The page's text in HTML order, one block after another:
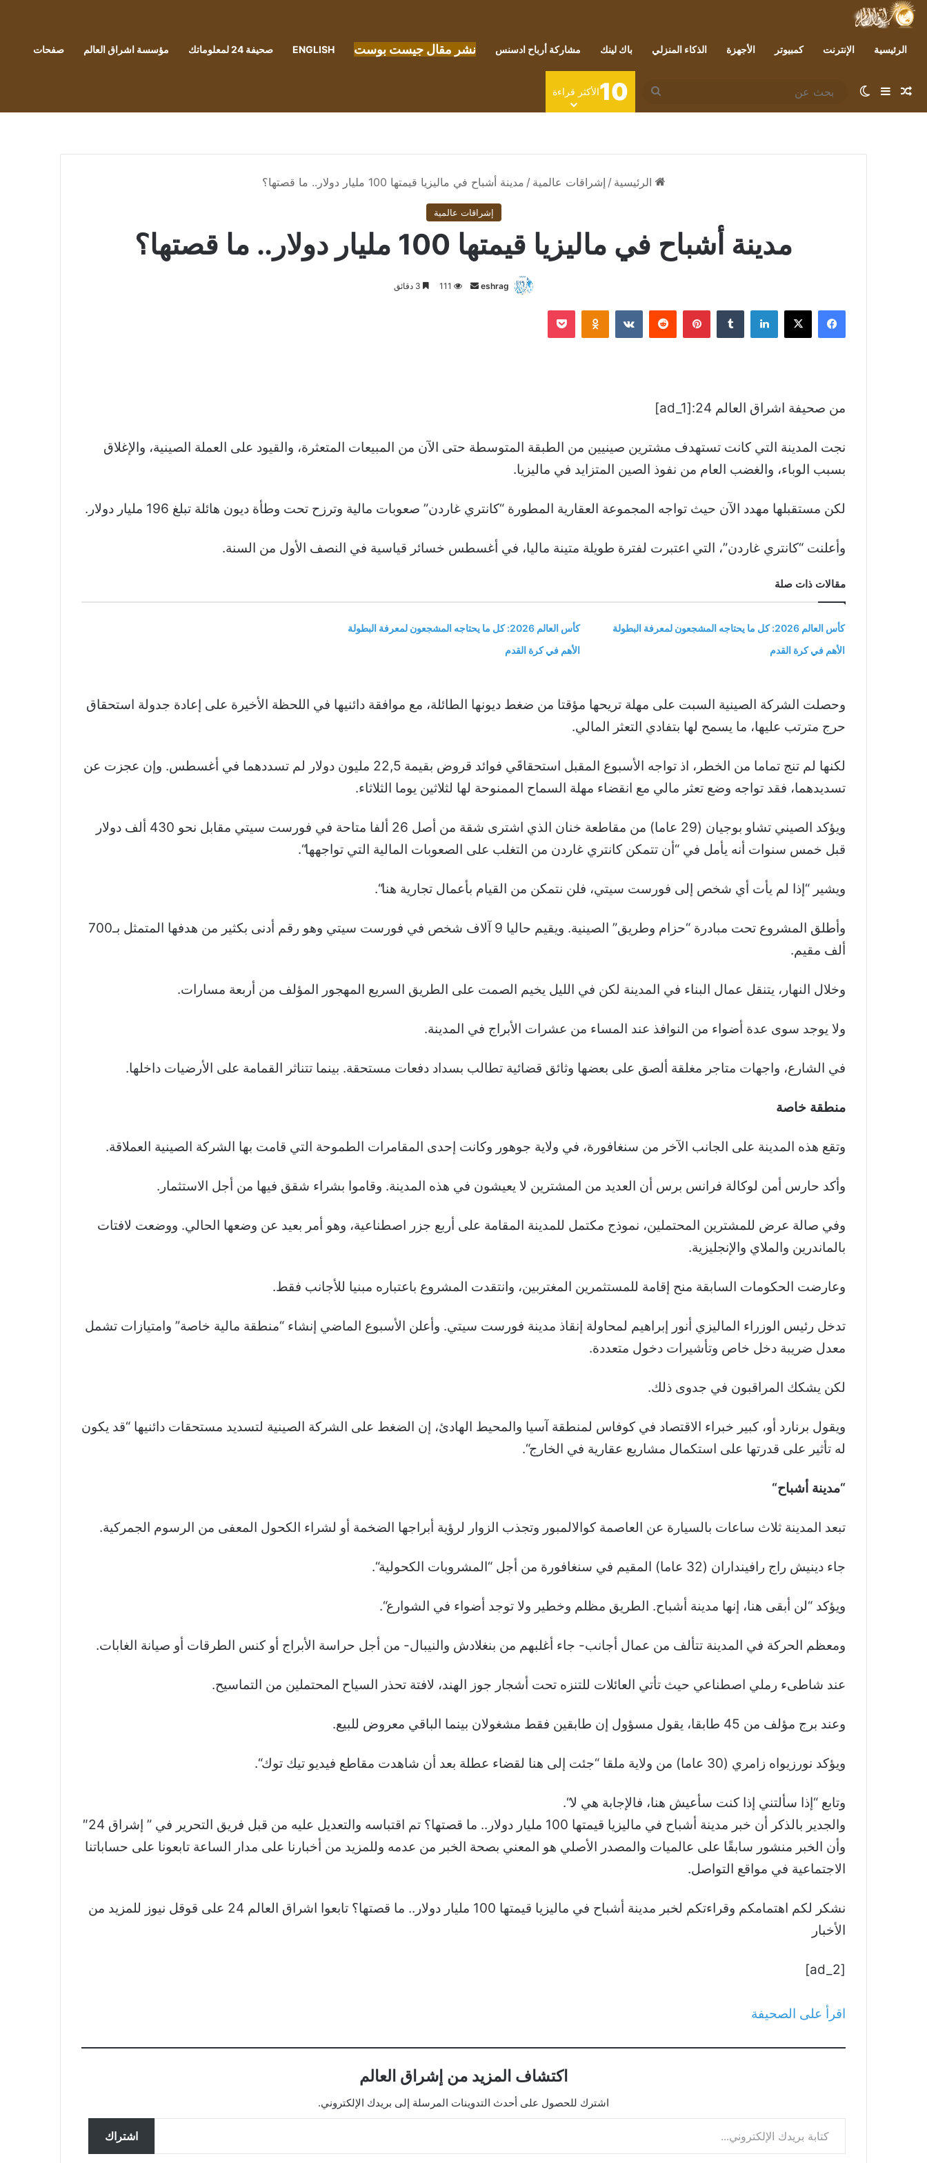
الرئيسية الإنترنت كمبيوتر الأجهزة الذكاء المنزلي باك لينك مشاركة أرباح ادسنس نشر مقال جيست بوست ENGLISH صحيفة 24 لمعلوماتك مؤسسة اشراق العالم صفحات
مقال عشوائي
إضافة عمود جانبي
الوضع المظلم
بحث
عن
10الأكثر قراءة
الرئيسية / إشراقات عالمية / مدينة أشباح في ماليزيا قيمتها 100 مليار دولار.. ما قصتها؟
إشراقات عالمية
مدينة أشباح في ماليزيا قيمتها 100 مليار دولار.. ما قصتها؟
eshrag
أرسل 111
فيسبوك
‫X لينكدإن بينتيريست Odnoklassniki
‫Pocket
من صحيفة اشراق العالم 24:[ad_1]
نجت المدينة التي كانت تستهدف مشترين صينيين من الطبقة المتوسطة حتى الآن من المبيعات المتعثرة، والقيود على العملة الصينية، والإغلاق
بسبب الوباء، والغضب العام من نفوذ الصين المتزايد في ماليزيا.
لكن مستقبلها مهدد الآن حيث تواجه المجموعة العقارية المطورة “كانتري غاردن” صعوبات مالية وترزح تحت وطأة ديون هائلة تبلغ 196 مليار دولار .
وأعلنت “كانتري غاردن”، التي اعتبرت لفترة طويلة متينة ماليا، في أغسطس خسائر قياسية في النصف الأول من السنة.
مقالات ذات صلة
كأس العالم 2026: كل ما يحتاجه المشجعون لمعرفة البطولة
الأهم في كرة القدم
كأس العالم 2026: كل ما يحتاجه المشجعون لمعرفة البطولة
الأهم في كرة القدم
وحصلت الشركة الصينية السبت على مهلة تريحها مؤقتا من ضغط ديونها الطائلة، مع موافقة دائنيها في اللحظة الأخيرة على إعادة جدولة استحقاق
حرج مترتب عليها، ما يسمح لها بتفادي التعثر المالي.
لكنها لم تنج تماما من الخطر، اذ تواجه الأسبوع المقبل استحقاقَي فوائد قروض بقيمة 22,5 مليون دولار لم تسددهما في أغسطس. وإن عجزت عن
تسديدهما، فقد تواجه وضع تعثر مالي مع انقضاء مهلة السماح الممنوحة لها لثلاثين يوما الثلاثاء.
ويؤكد الصيني تشاو بوجيان (29 عاما) من مقاطعة خنان الذي اشترى شقة من أصل 26 ألفا متاحة في فورست سيتي مقابل نحو 430 ألف دولار
قبل خمس سنوات أنه يأمل في “أن تتمكن كانتري غاردن من التغلب على الصعوبات المالية التي تواجهها“.
ويشير “إذا لم يأت أي شخص إلى فورست سيتي، فلن نتمكن من القيام بأعمال تجارية هنا“.
وأطلق المشروع تحت مبادرة “حزام وطريق” الصينية. ويقيم حاليا 9 آلاف شخص في فورست سيتي وهو رقم أدنى بكثير من هدفها المتمثل بـ700
ألف مقيم.
وخلال النهار، يتنقل عمال البناء في المدينة لكن في الليل يخيم الصمت على الطريق السريع المهجور المؤلف من أربعة مسارات.
ولا يوجد سوى عدة أضواء من النوافذ عند المساء من عشرات الأبراج في المدينة.
في الشارع، واجهات متاجر مغلقة ألصق على بعضها وثائق قضائية تطالب بسداد دفعات مستحقة. بينما تتناثر القمامة على الأرضيات داخلها.
منطقة خاصة
وتقع هذه المدينة على الجانب الآخر من سنغافورة، في ولاية جوهور وكانت إحدى المقامرات الطموحة التي قامت بها الشركة الصينية العملاقة.
وأكد حارس أمن لوكالة فرانس برس أن العديد من المشترين لا يعيشون في هذه المدينة. وقاموا بشراء شقق فيها من أجل الاستثمار .
وفي صالة عرض للمشترين المحتملين، نموذج مكتمل للمدينة المقامة على أربع جزر اصطناعية، وهو أمر بعيد عن وضعها الحالي. ووضعت لافتات
بالماندرين والملاي والإنجليزية.
وعارضت الحكومات السابقة منح إقامة للمستثمرين المغتربين، وانتقدت المشروع باعتباره مبنيا للأجانب فقط.
تدخل رئيس الوزراء الماليزي أنور إبراهيم لمحاولة إنقاذ مدينة فورست سيتي. وأعلن الأسبوع الماضي إنشاء “منطقة مالية خاصة” وامتيازات تشمل
معدل ضريبة دخل خاص وتأشيرات دخول متعددة.
لكن يشكك المراقبون في جدوى ذلك.
ويقول برنارد أو، كبير خبراء الاقتصاد في كوفاس لمنطقة آسيا والمحيط الهادئ، إن الضغط على الشركة الصينية لتسديد مستحقات دائنيها “قد يكون
له تأثير على قدرتها على استكمال مشاريع عقارية في الخارج“.
“مدينة أشباح“
تبعد المدينة ثلاث ساعات بالسيارة عن العاصمة كوالالمبور وتجذب الزوار لرؤية أبراجها الضخمة أو لشراء الكحول المعفى من الرسوم الجمركية.
جاء دينيش راج رافينداران (32 عاما) المقيم في سنغافورة من أجل “المشروبات الكحولية “.
ويؤكد “لن أبقى هنا، إنها مدينة أشباح. الطريق مظلم وخطير ولا توجد أضواء في الشوارع“.
ومعظم الحركة في المدينة تتألف من عمال أجانب- جاء أغلبهم من بنغلادش والنيبال- من أجل حراسة الأبراج أو كنس الطرقات أو صيانة الغابات.
عند شاطىء رملي اصطناعي حيث تأتي العائلات للتنزه تحت أشجار جوز الهند، لافتة تحذر السياح المحتملين من التماسيح.
وعند برج مؤلف من 45 طابقا، يقول مسؤول إن طابقين فقط مشغولان بينما الباقي معروض للبيع .
ويؤكد نورزيواه زامري (30 عاما) من ولاية ملقا “جئت إلى هنا لقضاء عطلة بعد أن شاهدت مقاطع فيديو تيك توك “.
وتابع “إذا سألتني إذا كنت سأعيش هنا، فالإجابة هي لا“.
والجدير بالذكر أن خبر مدينة أشباح في ماليزيا قيمتها 100 مليار دولار.. ما قصتها؟ تم اقتباسه والتعديل عليه من قبل فريق التحرير في ” إشراق 24″
وأن الخبر منشور سابقًا على عالميات والمصدر الأصلي هو المعني بصحة الخبر من عدمه وللمزيد من أخبارنا على مدار الساعة تابعونا على حساباتنا
الاجتماعية في مواقع التواصل.
نشكر لكم اهتمامكم وقراءتكم لخبر مدينة أشباح في ماليزيا قيمتها 100 مليار دولار.. ما قصتها؟ تابعوا اشراق العالم 24 على قوقل نيوز للمزيد من
الأخبار
[ad_2]
اقرأ على الصحيفة
اكتشاف المزيد من إشراق العالم
اشترك للحصول على أحدث التدوينات المرسلة إلى بريدك الإلكتروني.
كتابة بريدك الإلكتروني...
اشتراك